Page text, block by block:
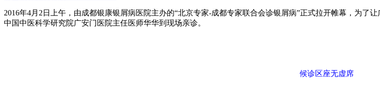
2016年4月2日上午，由成都银康银屑病医院主办的“北京专家-成都专家联合会诊银屑病”正式拉开帷幕，为了
中国中医科学研究院广安门医院主任医师华华到现场亲诊。
候诊区座无虚席